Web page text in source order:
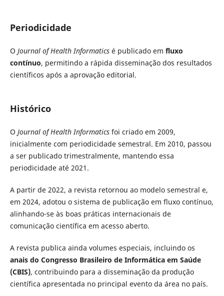
Periodicidade
O Journal of Health Informaticsé publicado em fluxo
contínuo, permitindo a rápida disseminação dos resultados
científicos após a aprovação editorial.
Histórico
O Journal of Health Informaticsfoi criado em 2009,
inicialmente com periodicidade semestral. Em 2010, passou
a ser publicado trimestralmente, mantendo essa
periodicidade até 2021.
A partir de 2022, a revista retornou ao modelo semestral e,
em 2024, adotou o sistema de publicação em fluxo contínuo,
alinhando-se às boas práticas internacionais de
comunicação científica em acesso aberto.
A revista publica ainda volumes especiais, incluindo os
anais do Congresso Brasileiro de Informática em Saúde
(CBIS), contribuindo para a disseminação da produção
científica apresentada no principal evento da área no país.